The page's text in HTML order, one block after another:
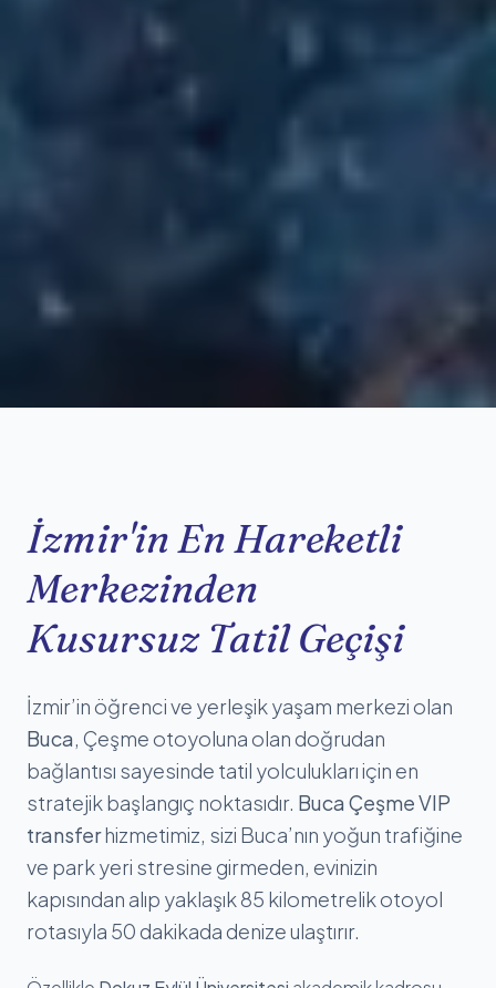
İzmir'in En Hareketli
Merkezinden
Kusursuz Tatil Geçişi
İzmir’in öğrenci ve yerleşik yaşam merkezi olan
Buca, Çeşme otoyoluna olan doğrudan
bağlantısı sayesinde tatil yolculukları için en
stratejik başlangıç noktasıdır. Buca Çeşme VIP
transferhizmetimiz, sizi Buca’nın yoğun trafiğine
ve park yeri stresine girmeden, evinizin
kapısından alıp yaklaşık 85 kilometrelik otoyol
rotasıyla 50 dakikada denize ulaştırır.